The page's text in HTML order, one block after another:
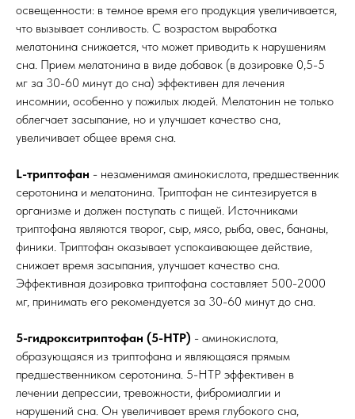
освещенности: в темное время его продукция увеличивается,
что вызывает сонливость. С возрастом выработка
мелатонина снижается, что может приводить к нарушениям
сна. Прием мелатонина в виде добавок (в дозировке 0,5-5
мг за 30-60 минут до сна) эффективен для лечения
инсомнии, особенно у пожилых людей. Мелатонин не только
облегчает засыпание, но и улучшает качество сна,
увеличивает общее время сна.
L-триптофан - незаменимая аминокислота, предшественник
серотонина и мелатонина. Триптофан не синтезируется в
организме и должен поступать с пищей. Источниками
триптофана являются творог, сыр, мясо, рыба, овес, бананы,
финики. Триптофан оказывает успокаивающее действие,
снижает время засыпания, улучшает качество сна.
Эффективная дозировка триптофана составляет 500-2000
мг, принимать его рекомендуется за 30-60 минут до сна.
5-гидрокситриптофан (5-HTP) - аминокислота,
образующаяся из триптофана и являющаяся прямым
предшественником серотонина. 5-HTP эффективен в
лечении депрессии, тревожности, фибромиалгии и
нарушений сна. Он увеличивает время глубокого сна,